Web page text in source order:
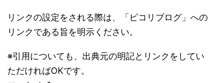
リンクの設定をされる際は、「ピコリブログ」への
リンクである旨を明示ください。
※引用についても、出典元の明記とリンクをしてい
ただければOKです。